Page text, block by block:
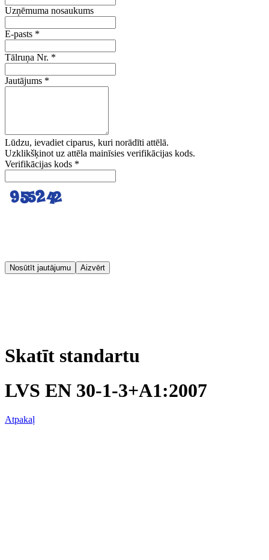
Uzņēmuma nosaukums
E-pasts *
Tālruņa Nr. *
Jautājums *
Lūdzu, ievadiet ciparus, kuri norādīti attēlā.
Uzklikšķinot uz attēla mainīsies verifikācijas kods.
Verifikācijas kods *
Nosūtīt jautājumu Aizvērt
Skatīt standartu
LVS EN 30-1-3+A1:2007
Atpakaļ